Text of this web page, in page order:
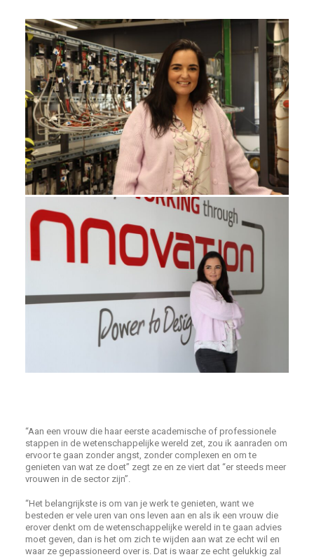
“Aan een vrouw die haar eerste academische of professionele
stappen in de wetenschappelijke wereld zet, zou ik aanraden om
ervoor te gaan zonder angst, zonder complexen en om te
genieten van wat ze doet” zegt ze en ze viert dat “er steeds meer
vrouwen in de sector zijn”.
“Het belangrijkste is om van je werk te genieten, want we
besteden er vele uren van ons leven aan en als ik een vrouw die
erover denkt om de wetenschappelijke wereld in te gaan advies
moet geven, dan is het om zich te wijden aan wat ze echt wil en
waar ze gepassioneerd over is. Dat is waar ze echt gelukkig zal